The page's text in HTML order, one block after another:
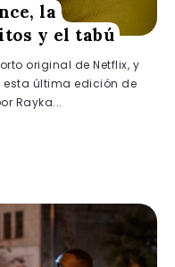
la
y el tabú
original de Netflix, y
esta última edición de
Rayka...